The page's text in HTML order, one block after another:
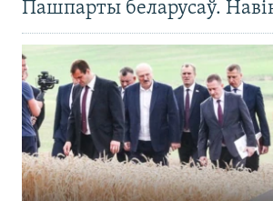
Пашпарты беларусаў.